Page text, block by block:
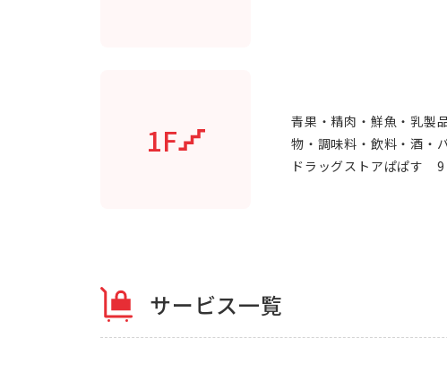
1F
青果・精肉・鮮魚・乳製
物・調味料・飲料・酒・
ドラッグストアぱぱす
サービス一覧